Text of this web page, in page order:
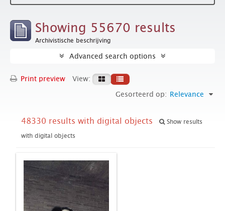
Showing 55670 results
Archivistische beschrijving
Advanced search options
Print preview
View:
Gesorteerd op: Relevance
48330 results with digital objects
Show results
with digital objects